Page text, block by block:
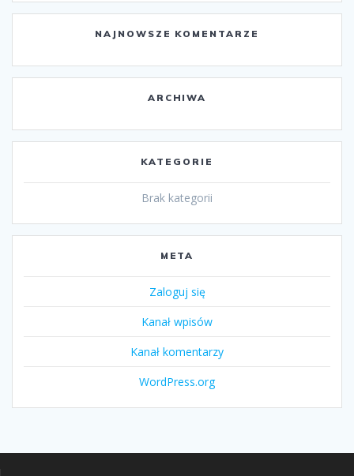
NAJNOWSZE KOMENTARZE
ARCHIWA
KATEGORIE
Brak kategorii
META
Zaloguj się
Kanał wpisów
Kanał komentarzy
WordPress.org